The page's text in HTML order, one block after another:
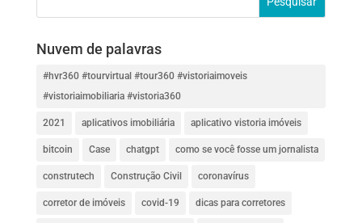
Nuvem de palavras
#hvr360 #tourvirtual #tour360 #vistoriaimoveis
#vistoriaimobiliaria #vistoria360
2021 aplicativos imobiliária aplicativo vistoria imóveis
bitcoin Case chatgpt como se você fosse um jornalista
construtech Construção Civil coronavírus
corretor de imóveis covid-19 dicas para corretores